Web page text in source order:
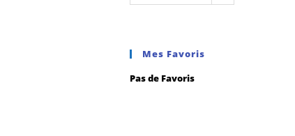
Mes Favoris
Pas de Favoris